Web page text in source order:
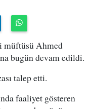
müftüsü Ahmed
bugün devam edildi.
talep etti.
faaliyet gösteren